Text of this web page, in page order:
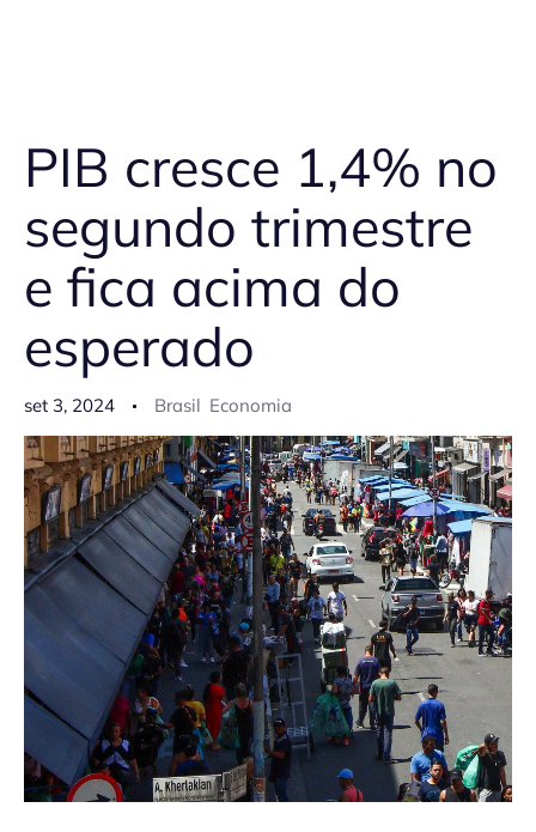
PIB cresce 1,4% no
segundo trimestre
e fica acima do
esperado
set 3, 2024 Brasil Economia